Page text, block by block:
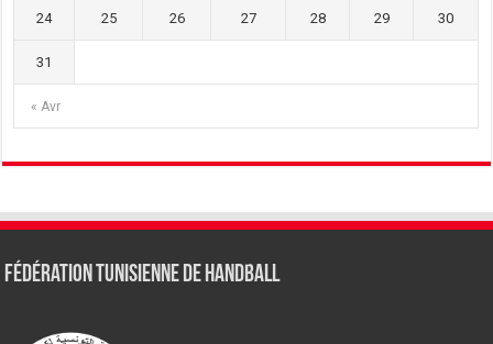
« Avr
24 25 26 27 28 29 30
31
Fédération tunisienne de Handball